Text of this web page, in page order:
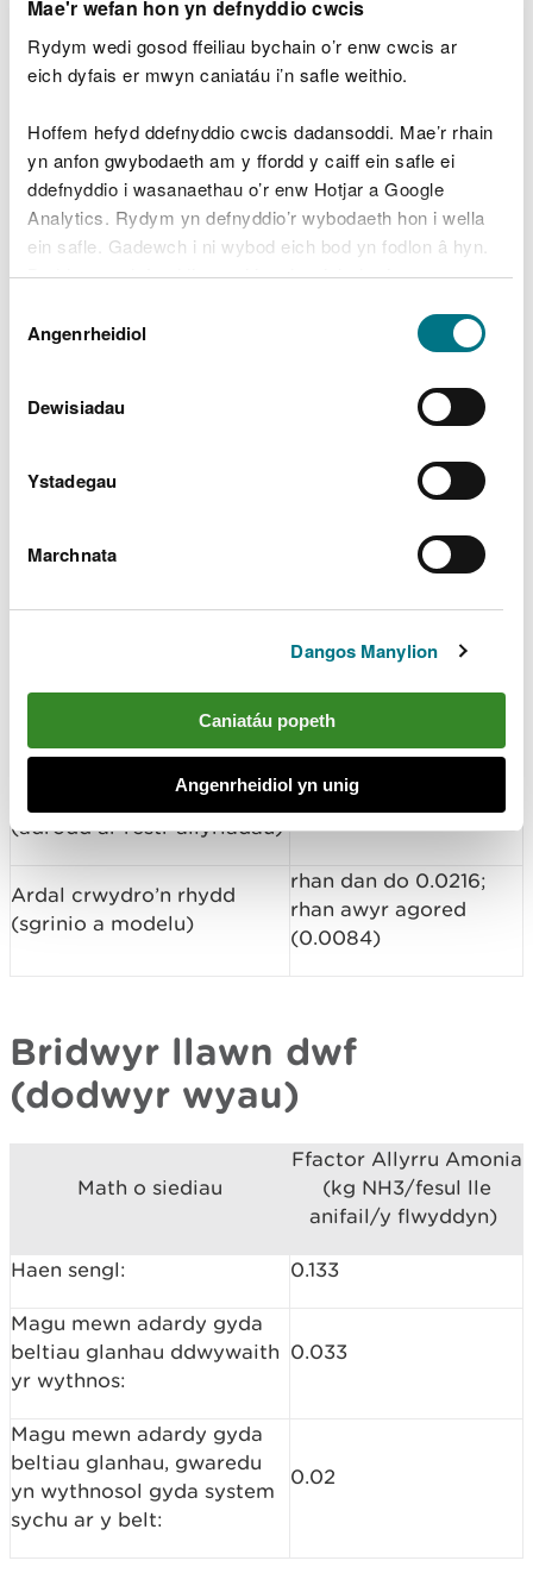
Mae'r wefan hon yn defnyddio cwcis
Rydym wedi gosod ffeiliau bychain o’r enw cwcis ar
eich dyfais er mwyn caniatáu i’n safle weithio.
Hoffem hefyd ddefnyddio cwcis dadansoddi. Mae’r rhain
yn anfon gwybodaeth am y ffordd y caiff ein safle ei
ddefnyddio i wasanaethau o’r enw Hotjar a Google
Analytics. Rydym yn defnyddio’r wybodaeth hon i wella
ein safle. Gadewch i ni wybod eich bod yn fodlon â hyn.
Byddwn yn defnyddio cwci i gadw eich dewis.
Gellirdarllen mwy am ein cwcis cyn i chi ddewis.
Caniatâd
Angenrheidiol
Dewisiadau
Ystadegau
Marchnata
Dangos Manylion
Caniatáu popeth
Angenrheidiol yn unig
tanwydd yn cael ei losgi y
tu allan i'r siediau, ac mae
cyfnewidydd gwres yn
yn cael ei gylchredeg y tu
mewn i'r siediau. Mae hyn
yn cadw nwyon hylosgi
allan o'r siediau, gan wella
ansawdd aer ac amodau
amonia.
heb wres anuniongyrchol
sied fesurau rheoli
effeithlon. Yn
mynd i mewn i'r siediau a
all gynyddu lleithder ac
allyriadau amonia.
Ardal crwydro’n rhydd,
(adrodd ar restr allyriadau)
0.03
Ardal crwydro’n rhydd
(sgrinio a modelu)
rhan dan do 0.0216;
rhan awyr agored
(0.0084)
Bridwyr llawn dwf
(dodwyr wyau)
Math o siediau
Ffactor Allyrru Amonia
(kg NH3/fesul lle
anifail/y flwyddyn)
Haen sengl: 0.133
Magu mewn adardy gyda
beltiau glanhau ddwywaith
yr wythnos:
0.033
Magu mewn adardy gyda
beltiau glanhau, gwaredu
yn wythnosol gyda system
sychu ar y belt:
0.02